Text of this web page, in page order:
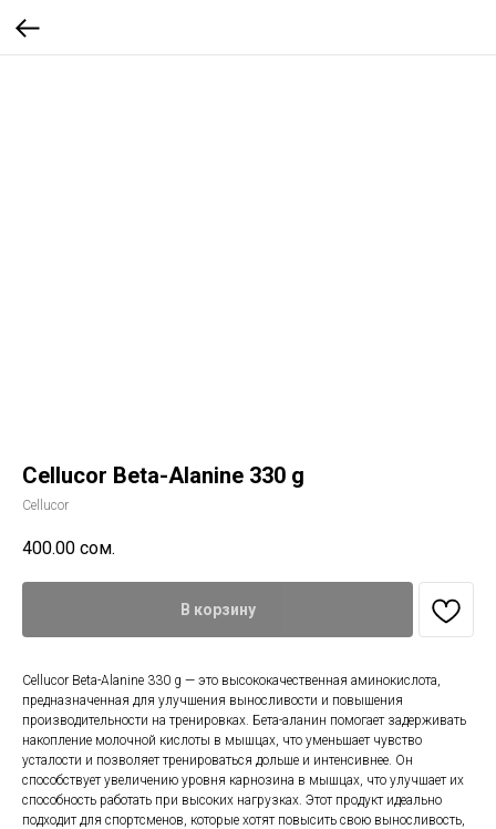
Cellucor Beta-Alanine 330 g
Cellucor
400.00 сом.
В корзину
Cellucor Beta-Alanine 330 g — это высококачественная аминокислота,
предназначенная для улучшения выносливости и повышения
производительности на тренировках. Бета-аланин помогает задерживать
накопление молочной кислоты в мышцах, что уменьшает чувство
усталости и позволяет тренироваться дольше и интенсивнее. Он
способствует увеличению уровня карнозина в мышцах, что улучшает их
способность работать при высоких нагрузках. Этот продукт идеально
подходит для спортсменов, которые хотят повысить свою выносливость,